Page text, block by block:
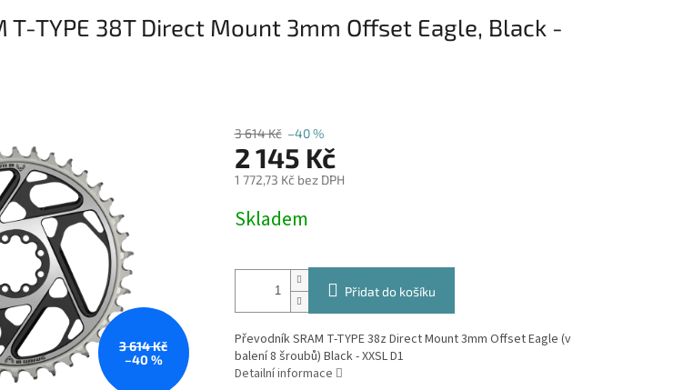
T-TYPE 38T Direct Mount 3mm Offset Eagle, Black -
3 614 Kč
–40 %
3 614 Kč –40 %
2 145 Kč
1 772,73 Kč bez DPH
cena:
Skladem
Přidat do košíku
Převodník SRAM T-TYPE 38z Direct Mount 3mm Offset Eagle (v
balení 8 šroubů) Black - XXSL D1
Detailní informace